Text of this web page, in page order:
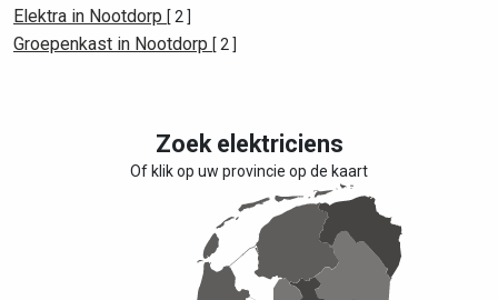
Elektra in Nootdorp [ 2 ]
Groepenkast in Nootdorp [ 2 ]
Zoek elektriciens
Of klik op uw provincie op de kaart